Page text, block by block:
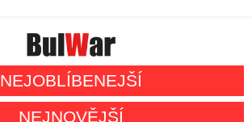
NEJOBLÍBENEJŠÍ
NEJNOVĚJŠÍ